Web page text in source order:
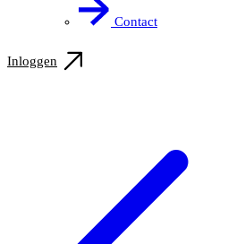
Contact
Inloggen